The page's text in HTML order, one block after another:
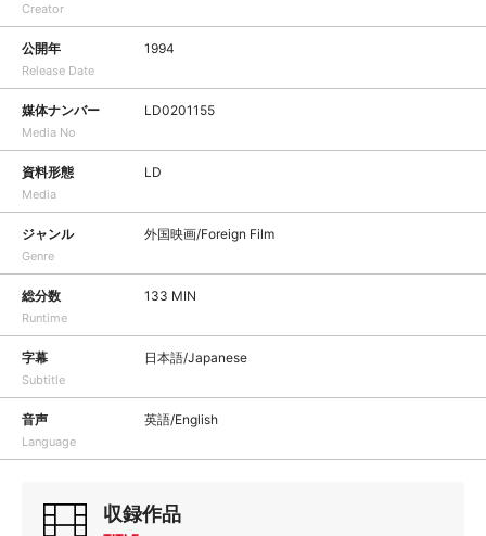
Creator
公開年
Release Date
1994
媒体ナンバー
Media No
LD0201155
資料形態
Media
LD
ジャンル
Genre
外国映画/Foreign Film
総分数
Runtime
133 MIN
字幕
Subtitle
日本語/Japanese
音声
Language
英語/English
収録作品